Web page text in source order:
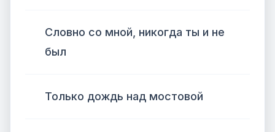
Словно со мной, никогда ты и не
был
Только дождь над мостовой